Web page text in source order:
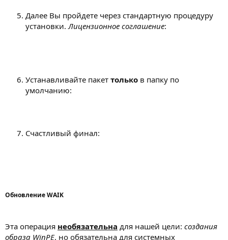
Далее Вы пройдете через стандартную процедуру
установки. Лицензионное соглашение:
Устанавливайте пакет только в папку по
умолчанию:
Счастливый финал:
Обновление WAIK
Эта операция необязательна для нашей цели: создания
образа WinPE, но обязательна для системных